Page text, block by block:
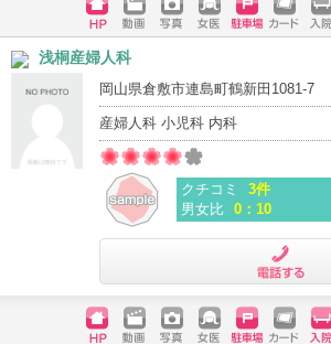
ホームペ
ージ
動画 写真 女医 駐車場
クレジッ
入院
浅桐産婦人科
岡山県倉敷市連島町鶴新田1081-7
産婦人科 小児科 内科
クチコミ
3件
男女比 0：10